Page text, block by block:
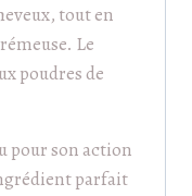
tout en
Le
poudres de
pour son action
parfait